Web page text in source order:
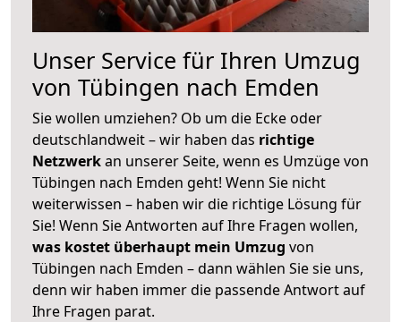
Unser Service für Ihren Umzug
von Tübingen nach Emden
Sie wollen umziehen? Ob um die Ecke oder
deutschlandweit – wir haben das richtige
Netzwerkan unserer Seite, wenn es Umzüge von
Tübingen nach Emden geht! Wenn Sie nicht
weiterwissen – haben wir die richtige Lösung für
Sie! Wenn Sie Antworten auf Ihre Fragen wollen,
was kostet überhaupt mein Umzug von
Tübingen nach Emden – dann wählen Sie sie uns,
denn wir haben immer die passende Antwort auf
Ihre Fragen parat.